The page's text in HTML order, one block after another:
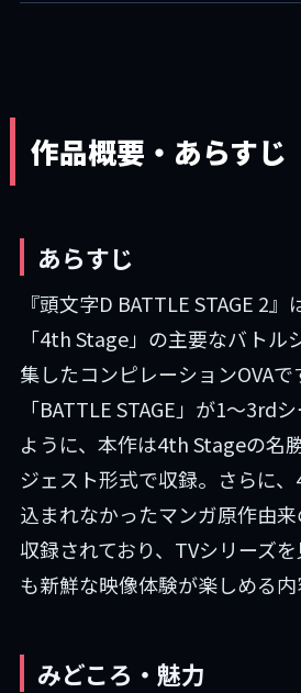
作品概要・あらすじ
あらすじ
『頭文字D BATTLE STAGE 2
「4th Stage」の主要なバトル
集したコンピレーションOVAで
「BATTLE STAGE」が1〜3rd
ように、本作は4th Stageの名
ジェスト形式で収録。さらに
込まれなかったマンガ原作由
収録されており、TVシリーズ
も新鮮な映像体験が楽しめる内
みどころ・魅力